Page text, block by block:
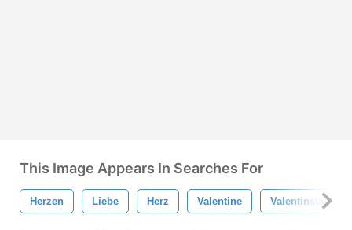
This Image Appears In Searches For
Herzen Liebe Herz Valentine Valentinstag